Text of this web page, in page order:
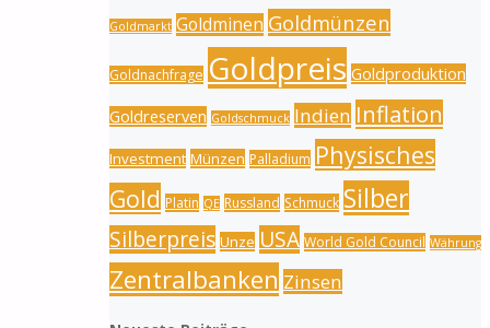
Goldmarkt Goldminen Goldmünzen
Goldnachfrage Goldpreis Goldproduktion
Goldreserven Goldschmuck Indien Inflation
Investment Münzen Palladium Physisches
Gold Platin QE Russland Schmuck Silber
Silberpreis Unze USA World Gold Council Währung
Zentralbanken Zinsen